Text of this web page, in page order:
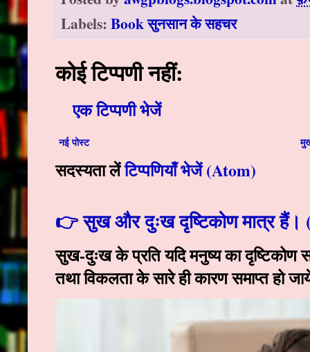
Labels:Book सुनसान के सहचर
कोई टिप्पणी नहीं:
एक टिप्पणी भेजें
नई पोस्ट
सदस्यता लेंटिप्पणियाँ भेजें (Atom)
👉 सुख और दुःख दृष्टिकोण मात्र हैं।
सुख-दुःख के प्रति यदि मनुष्य का दृष्टिकोण
तथा विकलता के सारे ही कारण समाप्त हो